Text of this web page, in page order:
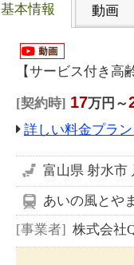
基本情報 動画
【サービス付き高
契約時 17万円～
詳しい料金プラ
富山県 射水市
あいの風とや
事業者
株式会社